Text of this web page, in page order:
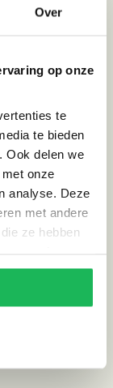
Over
op onze
te
te bieden
Ook delen we
onze
analyse. Deze
met andere
ze hebben
Groen